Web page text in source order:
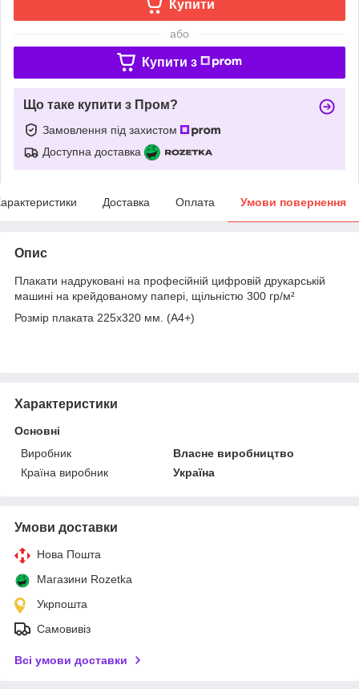
Купити
або
Купити з
Що таке купити з Пром?
Замовлення під захистом
Доступна доставка
Доставка Оплата Умови повернення
Опис
Плакати надруковані на професійній цифровій друкарській
машині на крейдованому папері, щільністю 300 гр/м²
Розмір плаката 225х320 мм. (А4+)
Характеристики
Основні
Виробник
Власне виробництво
Країна виробник
Україна
Умови доставки
Нова Пошта
Магазини Rozetka
Укрпошта
Самовивіз
Всі умови доставки